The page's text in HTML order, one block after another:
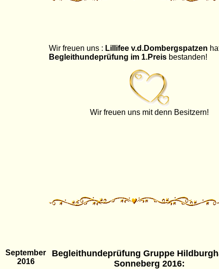
Wir freuen uns : Lillifee v.d.Dombergspatzen
Begleithundeprüfung im 1.Preis bestanden!
Wir freuen uns mit denn Besitzern!
September
2016
Begleithundeprüfung Gruppe
Sonneberg 2016: